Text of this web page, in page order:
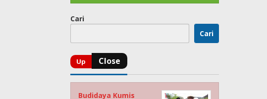
Cari
Cari
Budidaya Kumis